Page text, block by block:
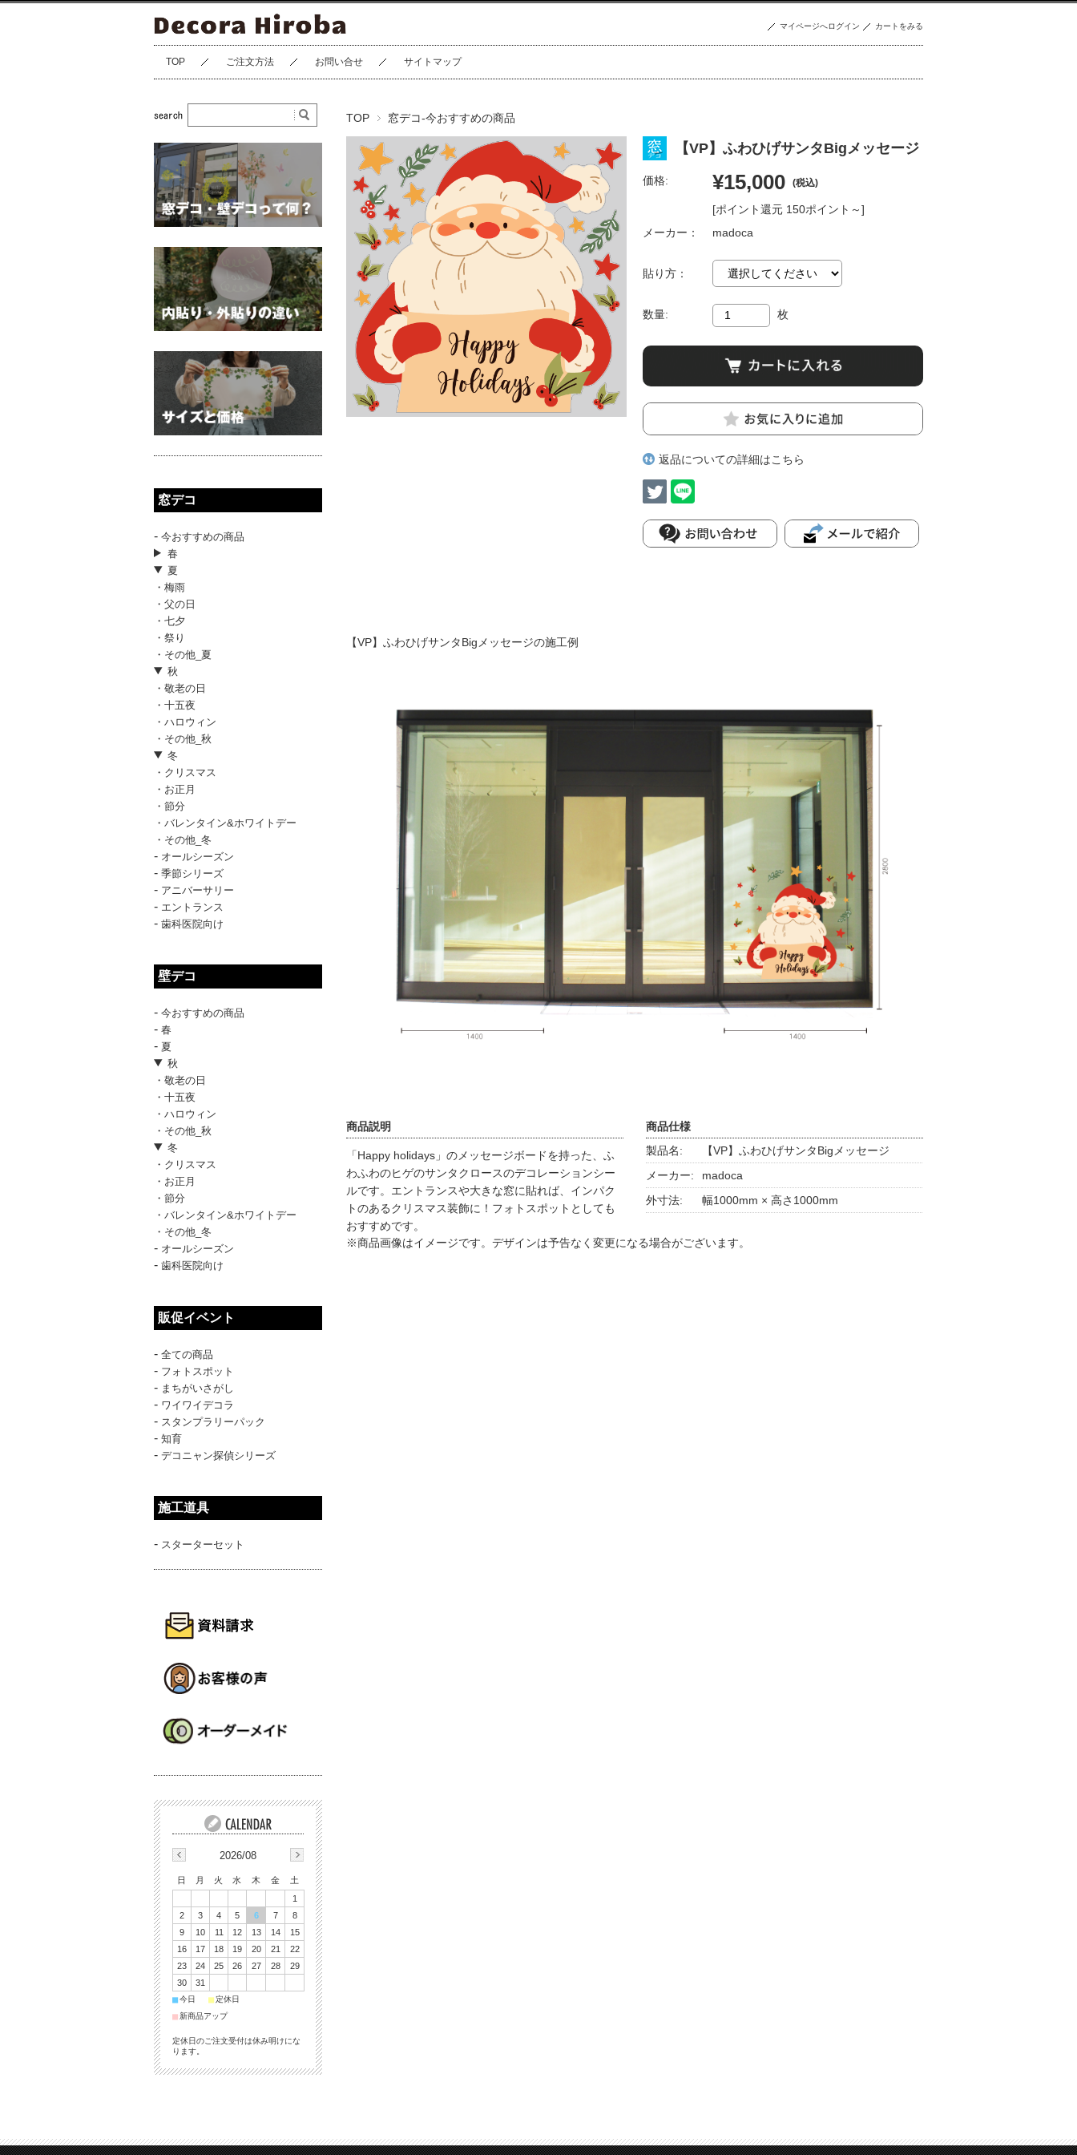
マイページへログイン カートをみる
TOP ご注文方法 お問い合せ サイトマップ
TOP 窓デコ-今おすすめの商品
【VP】ふわひげサンタBigメッセージ
価格: ¥15,000 (税込)
[ポイント還元 150ポイント～]
メーカー：
madoca
貼り方：
数量: 枚
返品についての詳細はこちら
【VP】ふわひげサンタBigメッセージの施工例
商品説明
「Happy holidays」のメッセージボードを持った、ふ
わふわのヒゲのサンタクロースのデコレーションシー
ルです。エントランスや大きな窓に貼れば、インパク
トのあるクリスマス装飾に！フォトスポットとしても
おすすめです。
商品仕様
製品名:
【VP】ふわひげサンタBigメッセージ
メーカー:
madoca
外寸法:
幅1000mm × 高さ1000mm
※商品画像はイメージです。デザインは予告なく変更になる場合がございます。
窓デコ
- 今おすすめの商品
春
夏
・梅雨
・父の日
・七夕
・祭り
・その他_夏
秋
・敬老の日
・十五夜
・ハロウィン
・その他_秋
冬
・クリスマス
・お正月
・節分
・バレンタイン&ホワイトデー
・その他_冬
- オールシーズン
- 季節シリーズ
- アニバーサリー
- エントランス
- 歯科医院向け
壁デコ
- 今おすすめの商品
- 春
- 夏
秋
・敬老の日
・十五夜
・ハロウィン
・その他_秋
冬
・クリスマス
・お正月
・節分
・バレンタイン&ホワイトデー
・その他_冬
- オールシーズン
- 歯科医院向け
販促イベント
- 全ての商品
- フォトスポット
- まちがいさがし
- ワイワイデコラ
- スタンプラリーパック
- 知育
- デコニャン探偵シリーズ
施工道具
- スターターセット
2026/08
日 月 火 水 木 金
土
1
2
3 4 5 6 7
8
9
10 11 12 13 14
15
16
17 18 19 20 21
22
23
24 25 26 27 28
29
30
31
■今日 ■定休日
■新商品アップ
定休日のご注文受付は休み明けにな
ります。